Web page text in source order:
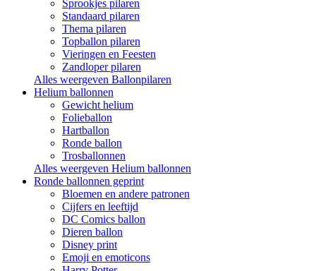
Sprookjes pilaren
Standaard pilaren
Thema pilaren
Topballon pilaren
Vieringen en Feesten
Zandloper pilaren
Alles weergeven Ballonpilaren
Helium ballonnen
Gewicht helium
Folieballon
Hartballon
Ronde ballon
Trosballonnen
Alles weergeven Helium ballonnen
Ronde ballonnen geprint
Bloemen en andere patronen
Cijfers en leeftijd
DC Comics ballon
Dieren ballon
Disney print
Emoji en emoticons